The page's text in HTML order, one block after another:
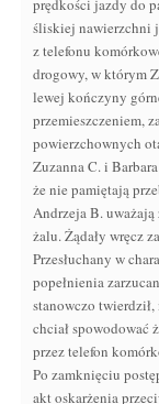
prędkości jazdy do
śliskiej nawierzchni
z telefonu
drogowy, w którym
lewej kończyny
przemieszczeniem,
powierzchownych
Zuzanna C. i
że nie pamiętają
Andrzeja B.
żalu. Żądały wręcz
Przesłuchany w
popełnienia
stanowczo
chciał spowodować
przez telefon
Po zamknięciu
akt oskarżenia